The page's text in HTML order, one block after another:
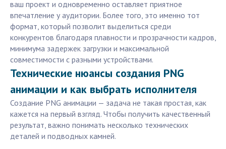
ваш проект и одновременно оставляет приятное
впечатление у аудитории. Более того, это именно тот
формат, который позволит выделиться среди
конкурентов благодаря плавности и прозрачности кадров,
минимума задержек загрузки и максимальной
совместимости с разными устройствами.
Технические нюансы создания PNG
анимации и как выбрать исполнителя
Создание PNG анимации — задача не такая простая, как
кажется на первый взгляд. Чтобы получить качественный
результат, важно понимать несколько технических
деталей и подводных камней.